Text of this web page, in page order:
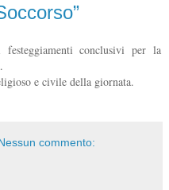
conclusivi per la
e civile della giornata.
commento: